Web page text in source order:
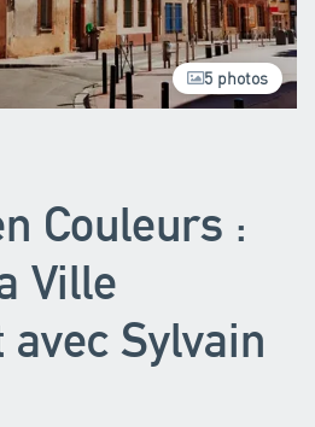
connecter
5 photos
Couleurs :
Ville
Sylvain